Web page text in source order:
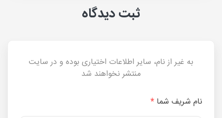
ثبت دیدگاه
به غیر از نام، سایر اطلاعات اختیاری بوده و در سایت
منتشر نخواهند شد
نام شریف شما *